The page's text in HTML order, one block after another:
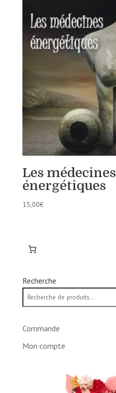
Les médecines
énergétiques
15,00€
Recherche
Commande
Mon compte